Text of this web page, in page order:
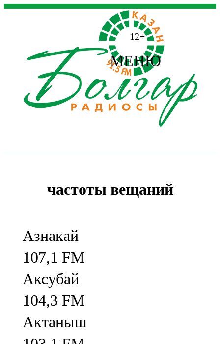
12+
МЕНЮ
частоты вещаний
Азнакай
107,1 FM
Аксубай
104,3 FM
Актаныш